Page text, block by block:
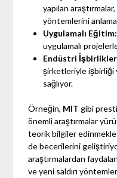
yapılan
yöntemlerini
Uygulamalı Eğitim:
uygulamalı
Endüstri
şirketleriyle işbirliği
sağlıyor.
Örneğin, MIT gibi
önemli araştırmalar
teorik bilgiler edinmekle
de becerilerini
araştırmalardan
ve yeni saldırı